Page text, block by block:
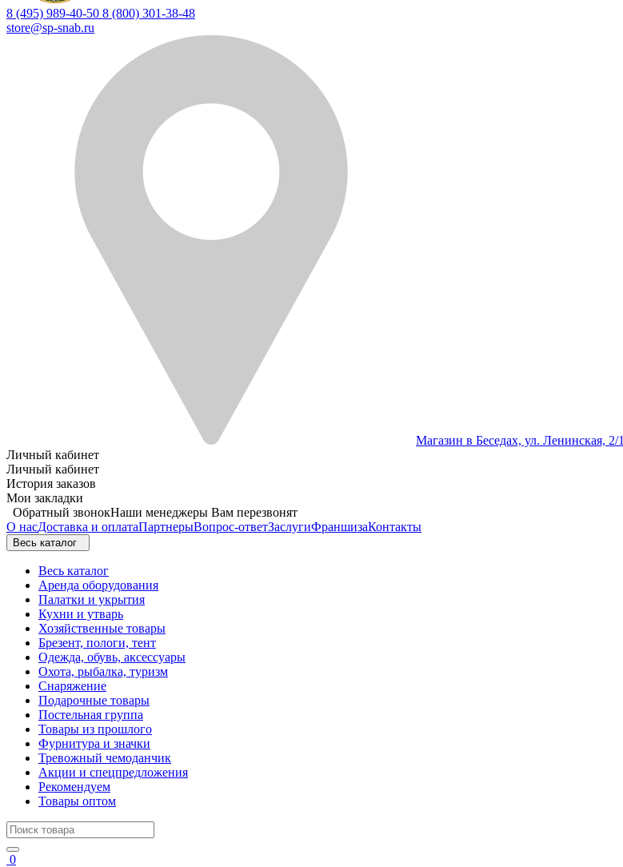
8 (495) 989-40-50 8 (800) 301-38-48
store@sp-snab.ru
Магазин в Беседах, ул. Ленинская, 2/1
Личный кабинет
Личный кабинет
История заказов
Мои закладки
Обратный звонокНаши менеджеры Вам перезвонят
О насДоставка и оплатаПартнерыВопрос-ответЗаслугиФраншизаКонтакты
Весь каталог
Весь каталог
Аренда оборудования
Палатки и укрытия
Кухни и утварь
Хозяйственные товары
Брезент, пологи, тент
Одежда, обувь, аксессуары
Охота, рыбалка, туризм
Снаряжение
Подарочные товары
Постельная группа
Товары из прошлого
Фурнитура и значки
Тревожный чемоданчик
Акции и спецпредложения
Рекомендуем
Товары оптом
0